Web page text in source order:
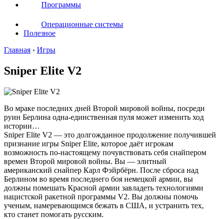
Программы
Операционные системы
Полезное
Главная › Игры
Sniper Elite V2
Во мраке последних дней Второй мировой войны, посреди
руин Берлина одна-единственная пуля может изменить ход
истории…
Sniper Elite V2 — это долгожданное продолжение получившей
признание игры Sniper Elite, которое даёт игрокам
возможность по-настоящему почувствовать себя снайпером
времен Второй мировой войны. Вы — элитный
американский снайпер Карл Фэйрбёрн. После сброса над
Берлином во время последнего боя немецкой армии, вы
должны помешать Красной армии завладеть технологиями
нацистской ракетной программы V2. Вы должны помочь
ученым, намеревающимся бежать в США, и устранить тех,
кто станет помогать русским.